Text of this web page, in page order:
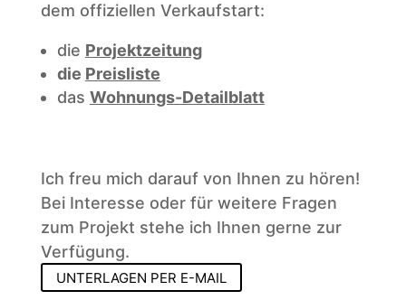
dem offiziellen Verkaufstart:
die Projektzeitung
die Preisliste
das Wohnungs-Detailblatt
Ich freu mich darauf von Ihnen zu hören!
Bei Interesse oder für weitere Fragen
zum Projekt stehe ich Ihnen gerne zur
Verfügung.
UNTERLAGEN PER E-MAIL